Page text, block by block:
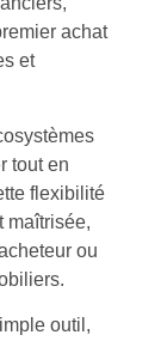
achat
et
tout en
flexibilité
maîtrisée,
ou
outil,